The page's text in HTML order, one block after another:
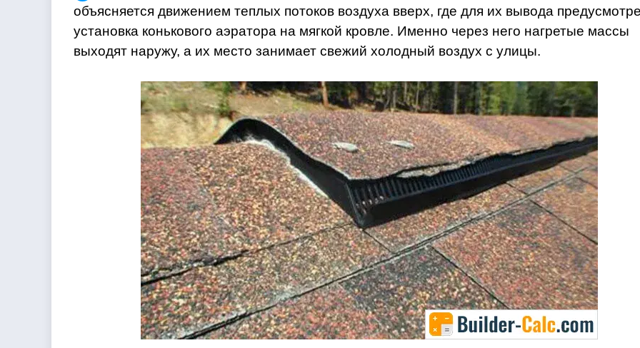
объясняется движением теплых потоков воздуха вверх, где для их вывода
установка конькового аэратора на мягкой кровле. Именно через него нагретые массы
выходят наружу, а их место занимает свежий холодный воздух с улицы.